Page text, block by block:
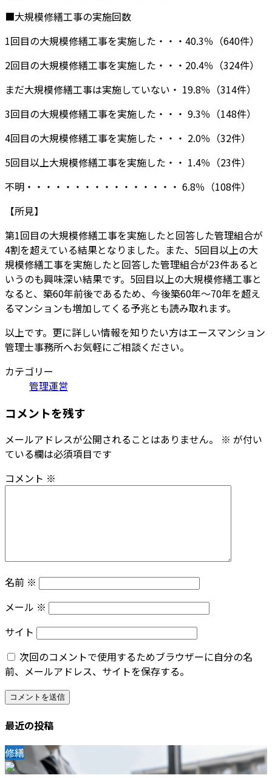
■大規模修繕工事の実施回数
1回目の大規模修繕工事を実施した・・・40.3％（640件）
2回目の大規模修繕工事を実施した・・・20.4％（324件）
まだ大規模修繕工事は実施していない・ 19.8％（314件）
3回目の大規模修繕工事を実施した・・・ 9.3％（148件）
4回目の大規模修繕工事を実施した・・・ 2.0％（32件）
5回目以上大規模修繕工事を実施した・・ 1.4％（23件）
不明・・・・・・・・・・・・・・・・ 6.8％（108件）
【所見】
第1回目の大規模修繕工事を実施したと回答した管理組合が
4割を超えている結果となりました。また、5回目以上の大
規模修繕工事を実施したと回答した管理組合が23件あると
いうのも興味深い結果です。5回目以上の大規模修繕工事と
なると、築60年前後であるため、今後築60年～70年を超え
るマンションも増加してくる予兆とも読み取れます。
以上です。更に詳しい情報を知りたい方はエースマンション
管理士事務所へお気軽にご相談ください。
カテゴリー
管理運営
コメントを残す
メールアドレスが公開されることはありません。 ※ が付い
ている欄は必須項目です
コメント ※
名前 ※
メール ※
サイト
次回のコメントで使用するためブラウザーに自分の名
前、メールアドレス、サイトを保存する。
最近の投稿
修繕